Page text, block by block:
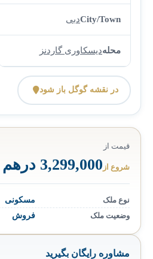
City/Townدبی
محلهدیسکاوری گاردنز
در نقشه گوگل باز شود
قیمت از
شروع از 3,299,000 درهم
نوع ملک
مسکونی
وضعیت ملک
فروش
مشاوره رایگان بگیرید